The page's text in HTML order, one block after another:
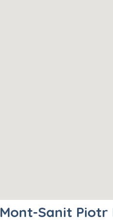
Mont-Sanit Piotr